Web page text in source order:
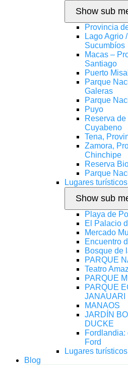
Show sub
Provincia
Lago Agrio
Sucumbíos
Macas –
Santiago
Puerto
Parque
Galeras
Parque
Puyo
Reserva
Cuyabeno
Tena,
Zamora,
Chinchipe
Reserva
Parque
Lugares
Show sub
Playa de
El Palacio
Mercado
Encuentro
Bosque de
PARQUE
Teatro
PARQUE
PARQUE
JANAUARI
MANAOS
JARDÍN
DUCKE
Ford
Lugares
Blog